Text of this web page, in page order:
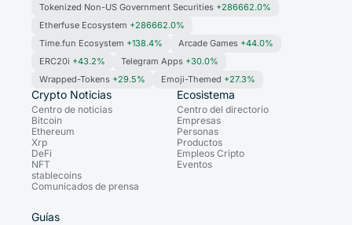
Tokenized Non-US Government Securities +286662.0%
Etherfuse Ecosystem +286662.0%
Time.fun Ecosystem +138.4% Arcade Games +44.0%
ERC20i +43.2% Telegram Apps +30.0%
Wrapped-Tokens +29.5% Emoji-Themed +27.3%
Crypto Noticias
Centro de noticias
Bitcoin
Ethereum
Xrp
DeFi
NFT
stablecoins
Comunicados de prensa
Ecosistema
Centro del directorio
Empresas
Personas
Productos
Empleos Cripto
Eventos
Guías